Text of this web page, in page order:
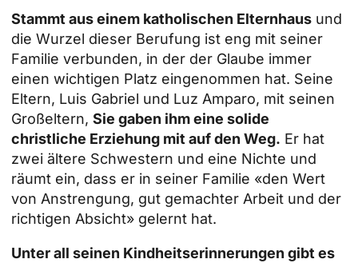
Stammt aus einem katholischen Elternhaus und
die Wurzel dieser Berufung ist eng mit seiner
Familie verbunden, in der der Glaube immer
einen wichtigen Platz eingenommen hat. Seine
Eltern, Luis Gabriel und Luz Amparo, mit seinen
Großeltern, Sie gaben ihm eine solide
christliche Erziehung mit auf den Weg. Er hat
zwei ältere Schwestern und eine Nichte und
räumt ein, dass er in seiner Familie «den Wert
von Anstrengung, gut gemachter Arbeit und der
richtigen Absicht» gelernt hat.
Unter all seinen Kindheitserinnerungen gibt es